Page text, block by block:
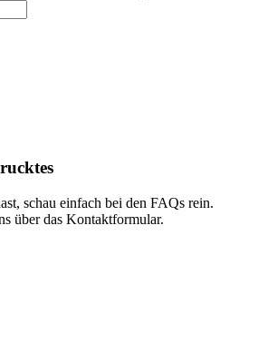
schau einfach bei den FAQs rein.
über das Kontaktformular.